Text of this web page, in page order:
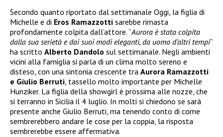
Secondo quanto riportato dal settimanale Oggi, la figlia di
Michelle e di Eros Ramazzotti sarebbe rimasta
profondamente colpita dall’attore. “Aurora è stata colpita
dalla sua serietà e dai suoi modi eleganti, da uomo d’altri tempi”
ha scritto Alberto Dandolo sul settimanale. Negli ambienti
vicini alla famiglia si parla di un clima molto sereno e
disteso, con una sintonia crescente tra Aurora Ramazzotti
e Giulio Berruti, tassello molto importante per Michelle
Hunziker. La figlia della showgirl è prossima alle nozze, che
si terranno in Sicilia il 4 luglio. In molti si chiedono se sarà
presente anche Giulio Berruti, ma tenendo conto di come
sembrerebbero andare le cose per la coppia, la risposta
sembrerebbe essere affermativa.